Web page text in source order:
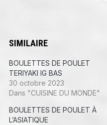
SIMILAIRE
BOULETTES DE POULET
TERIYAKI IG BAS
30 octobre 2023
Dans "CUISINE DU MONDE"
BOULETTES DE POULET À
L’ASIATIQUE